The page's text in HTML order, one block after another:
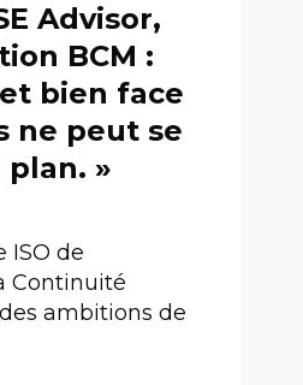
Advisor,
BCM :
bien face
ne peut se
»
ISO de
Continuité
ambitions de